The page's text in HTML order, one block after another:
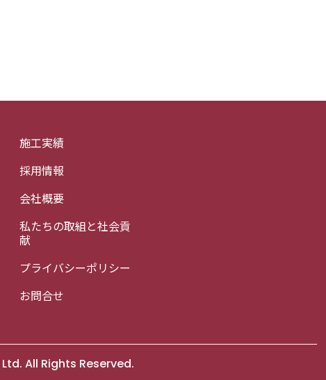
施工実績
採用情報
会社概要
私たちの取組と社会貢
献
プライバシーポリシー
お問合せ
Ltd. All Rights Reserved.